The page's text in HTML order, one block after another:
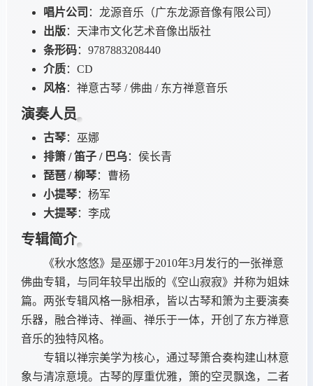
唱片公司 ：龙源音乐（广东龙源音像有限公司）
出版：天津市文化艺术音像出版社
条形码：9787883208440
介质：CD
风格：禅意古琴 / 佛曲 / 东方禅意音乐
演奏人员
古琴：巫娜
排箫 / 笛子 / 巴乌：侯长青
琵琶 / 柳琴：曹杨
小提琴：杨军
大提琴：李成
专辑简介
《秋水悠悠》是巫娜于2010年3月发行的一张禅意
佛曲专辑，与同年较早出版的《空山寂寂》并称为姐妹
篇。两张专辑风格一脉相承，皆以古琴和箫为主要演奏
乐器，融合禅诗、禅画、禅乐于一体，开创了东方禅意
音乐的独特风格。
专辑以禅宗美学为核心，通过琴箫合奏构建山林意
象与清凉意境。古琴的厚重优雅，箫的空灵飘逸，二者